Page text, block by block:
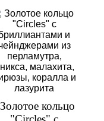
Золотое кольцо